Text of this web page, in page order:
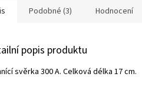
Podobné (3) Hodnocení
popis produktu
svěrka 300 A. Celková délka 17 cm.